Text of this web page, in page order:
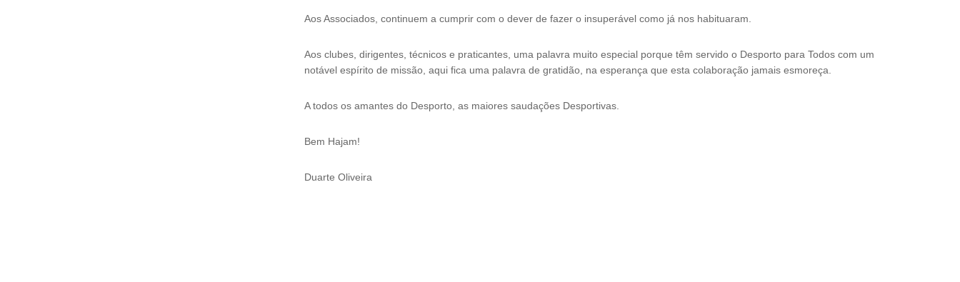
Aos Associados, continuem a cumprir com o dever de fazer o insuperável como já nos habituaram.
Aos clubes, dirigentes, técnicos e praticantes, uma palavra muito especial porque têm servido o Desporto para Todos com um
notável espírito de missão, aqui fica uma palavra de gratidão, na esperança que esta colaboração jamais esmoreça.
A todos os amantes do Desporto, as maiores saudações Desportivas.
Bem Hajam!
Duarte Oliveira